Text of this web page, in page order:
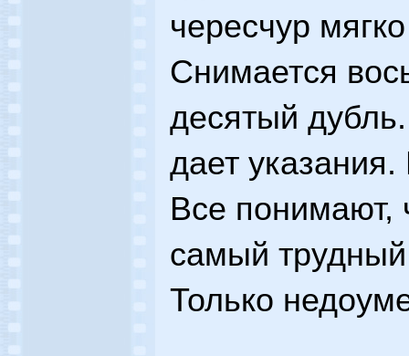
чересчур
Снимается
десятый
дает
Все понимают,
самый трудный
Только